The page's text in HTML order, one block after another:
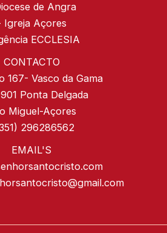
de Angra
Igreja Açores
ECCLESIA
CONTACTO
167- Vasco da Gama
Ponta Delgada
Miguel-Açores
296286562
EMAIL'S